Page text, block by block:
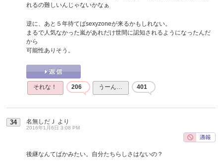
れるの難しいんじゃないかなぁ
逆に、あと５年待てばsexyzoneが来るかもしれない。
まるで人気なかった嵐があれだけ世間に認知されるようになったんだ
から
可能性ありそう。
それな！ 206 うーん… 401
34 名無しだＪ より
2016年1月6日 3:08 PM
後継なんてばかみたい。自分たちらしさはないの？